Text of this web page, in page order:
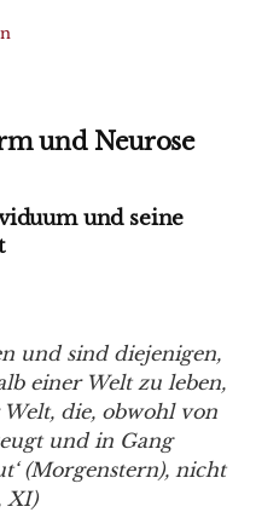
und Neurose
und seine
und sind diejenigen,
einer Welt zu leben,
die, obwohl von
und in Gang
(Morgenstern), nicht
XI)